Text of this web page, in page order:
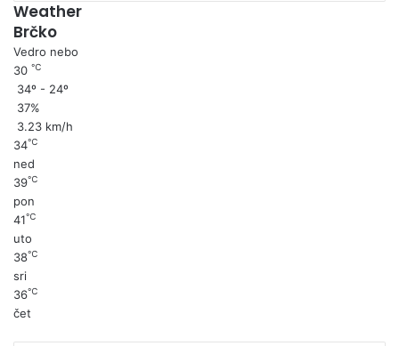
Weather
Brčko
Vedro nebo
30 ℃
34º - 24º
37%
3.23 km/h
34℃
ned
39℃
pon
41℃
uto
38℃
sri
36℃
čet